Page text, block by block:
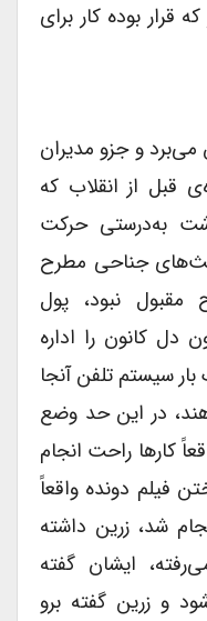
قرار بوده کار برای
و جزو مدیران
قبل از انقلاب که
به‌درستی حرکت
جناحی مطرح
نبود، پول
دل کانون را اداره
سیستم تلفن آنجا
در این حد وضع
کارها راحت انجام
دونده واقعاً
شد، زرین داشته
ایشان گفته
و زرین گفته برو